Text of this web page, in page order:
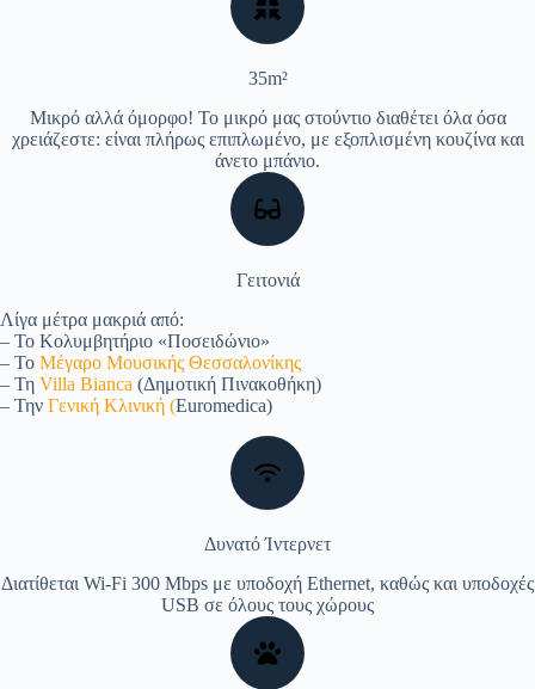
35m²
Μικρό αλλά όμορφο! Το μικρό μας στούντιο διαθέτει όλα όσα
χρειάζεστε: είναι πλήρως επιπλωμένο, με εξοπλισμένη κουζίνα και
άνετο μπάνιο.
Γειτονιά
Λίγα μέτρα μακριά από:
– Το Κολυμβητήριο «Ποσειδώνιο»
– Το Μέγαρο Μουσικής Θεσσαλονίκης
– Τη Villa Bianca (Δημοτική Πινακοθήκη)
– Την Γενική Κλινική (Euromedica)
Δυνατό Ίντερνετ
Διατίθεται Wi-Fi 300 Mbps με υποδοχή Ethernet, καθώς και υποδοχές
USB σε όλους τους χώρους